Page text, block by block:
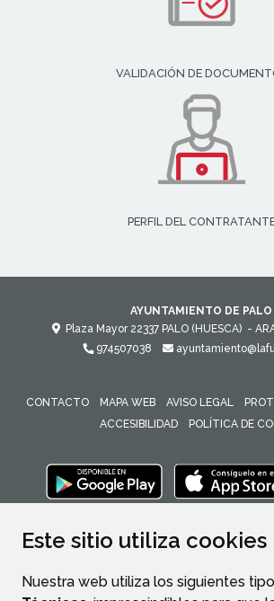
Este sitio utiliza cookies
Nuestra web utiliza los siguientes
VALIDACIÓN DE
PERFIL DEL
AYUNTAMIENTO DE PALO
Plaza Mayor 22337 PALO (HUESCA) -
974507038
CONTACTO MAPA WEB AVISO LEGAL
ACCESIBILIDAD
POLÍTICA DE